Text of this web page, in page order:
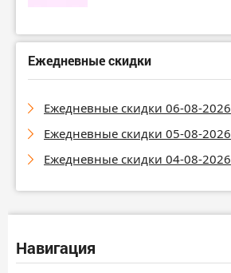
Ежедневные скидки
Ежедневные скидки 06-08-2026
Ежедневные скидки 05-08-2026
Ежедневные скидки 04-08-2026
Навигация